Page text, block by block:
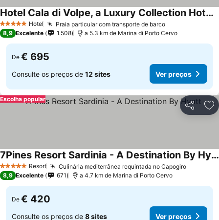
5 Estrelas Hotel Praia particular com transporte de barcoVer preços
Hotel Cala di Volpe, a Luxury Collection Hotel, Costa Smeralda
Ver preços
8,9 Excelente 1.508 a 5.3 km de Marina di Porto Cervo
De € 695
Consulte os preços de 12 sites Ver preços
Partilhar
Escolha popular
5 Estrelas Resort Culinária mediterrânea requintada no CapogiroVer
7Pines Resort Sardinia - A Destination By Hyatt
Ver preços
8,9 Excelente 671 a 4.7 km de Marina di Porto Cervo
De € 420
Consulte os preços de 8 sites Ver preços